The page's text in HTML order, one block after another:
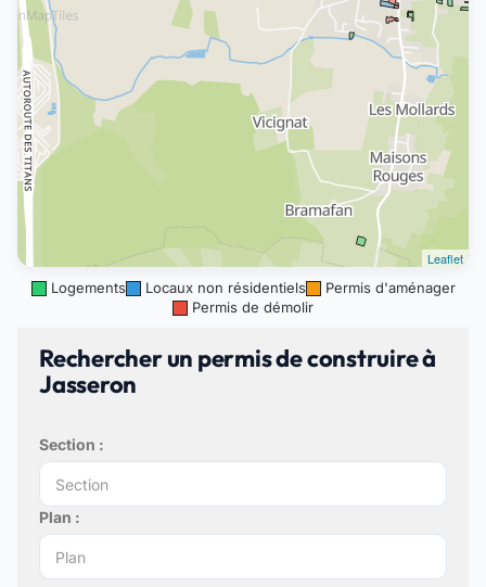
Leaflet
Logements
Locaux non résidentiels
Permis d'aménager
Permis de démolir
Rechercher un permis de construire à
Jasseron
Section :
Plan :